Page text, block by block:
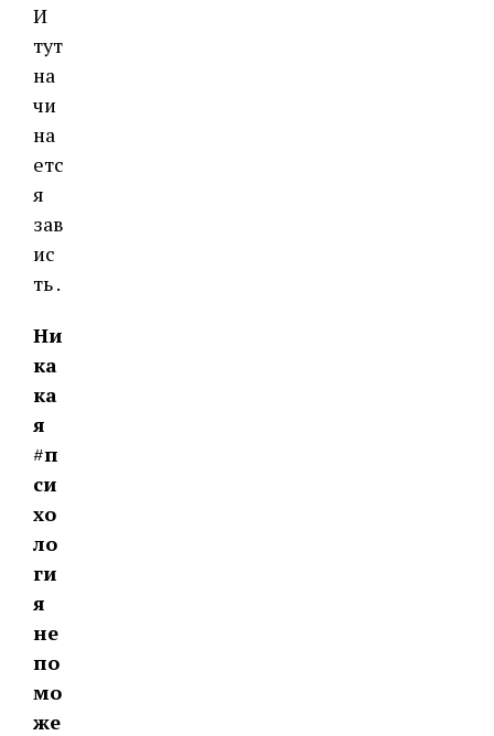
И
тут
на
чи
на
етс
я
зав
ис
ть .
Ни
ка
ка
я
#п
си
хо
ло
ги
я
не
по
мо
же